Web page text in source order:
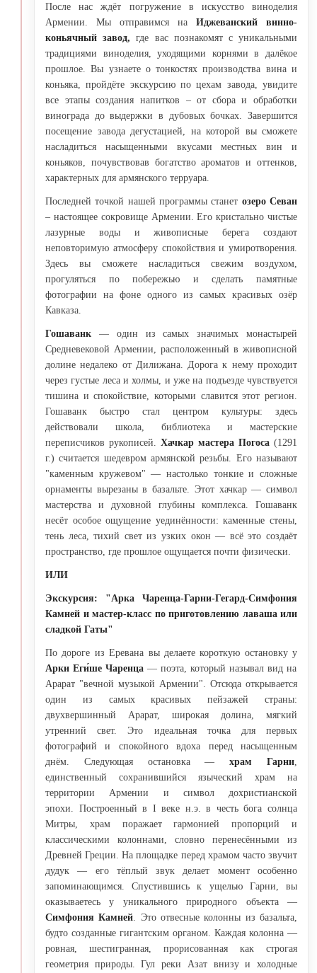
После нас ждёт погружение в искусство виноделия
Армении. Мы отправимся на Иджеванский винно-
коньячный завод, где вас познакомят с уникальными
традициями виноделия, уходящими корнями в далёкое
прошлое. Вы узнаете о тонкостях производства вина и
коньяка, пройдёте экскурсию по цехам завода, увидите
все этапы создания напитков – от сбора и обработки
винограда до выдержки в дубовых бочках. Завершится
посещение завода дегустацией, на которой вы сможете
насладиться насыщенными вкусами местных вин и
коньяков, почувствовав богатство ароматов и оттенков,
характерных для армянского терруара.
Последней точкой нашей программы станет озеро Севан
– настоящее сокровище Армении. Его кристально чистые
лазурные воды и живописные берега создают
неповторимую атмосферу спокойствия и умиротворения.
Здесь вы сможете насладиться свежим воздухом,
прогуляться по побережью и сделать памятные
фотографии на фоне одного из самых красивых озёр
Кавказа.
Гошаванк — один из самых значимых монастырей
Средневековой Армении, расположенный в живописной
долине недалеко от Дилижана. Дорога к нему проходит
через густые леса и холмы, и уже на подъезде чувствуется
тишина и спокойствие, которыми славится этот регион.
Гошаванк быстро стал центром культуры: здесь
действовали школа, библиотека и мастерские
переписчиков рукописей. Хачкар мастера Погоса (1291
г.) считается шедевром армянской резьбы. Его называют
"каменным кружевом" — настолько тонкие и сложные
орнаменты вырезаны в базальте. Этот хачкар — символ
мастерства и духовной глубины комплекса. Гошаванк
несёт особое ощущение уединённости: каменные стены,
тень леса, тихий свет из узких окон — всё это создаёт
пространство, где прошлое ощущается почти физически.
ИЛИ
Экскурсия: "Арка Чаренца-Гарни-Гегард-Симфония
Камней и мастер-класс по приготовлению лаваша или
сладкой Гаты"
По дороге из Еревана вы делаете короткую остановку у
Арки Еги́ше Чаренца — поэта, который называл вид на
Арарат "вечной музыкой Армении". Отсюда открывается
один из самых красивых пейзажей страны:
двухвершинный Арарат, широкая долина, мягкий
утренний свет. Это идеальная точка для первых
фотографий и спокойного вдоха перед насыщенным
днём. Следующая остановка —храм Гарни
единственный сохранившийся языческий храм на
территории Армении и символ дохристианской
эпохи. Построенный в I веке н.э. в честь бога солнца
Митры, храм поражает гармонией пропорций и
классическими колоннами, словно перенесёнными из
Древней Греции. На площадке перед храмом часто звучит
дудук — его тёплый звук делает момент особенно
запоминающимся. Спустившись к ущелью Гарни, вы
оказываетесь у уникального природного объекта —
Симфония Камней . Это отвесные колонны из базальта,
будто созданные гигантским органом. Каждая колонна —
ровная, шестигранная, прорисованная как строгая
геометрия природы. Гул реки Азат внизу и холодные